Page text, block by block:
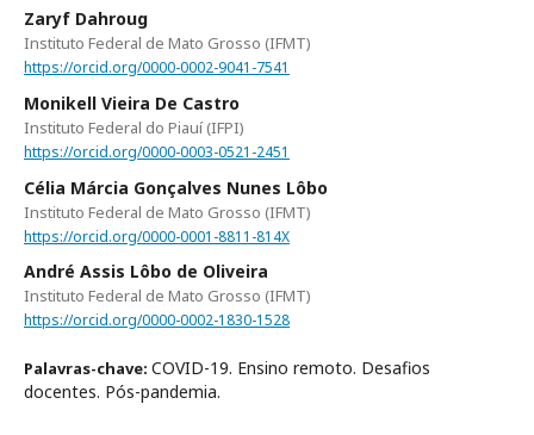
Zaryf Dahroug
Instituto Federal de Mato Grosso (IFMT)
https://orcid.org/0000-0002-9041-7541
Monikell Vieira De Castro
Instituto Federal do Piauí (IFPI)
https://orcid.org/0000-0003-0521-2451
Célia Márcia Gonçalves Nunes Lôbo
Instituto Federal de Mato Grosso (IFMT)
https://orcid.org/0000-0001-8811-814X
André Assis Lôbo de Oliveira
Instituto Federal de Mato Grosso (IFMT)
https://orcid.org/0000-0002-1830-1528
Palavras-chave: COVID-19. Ensino remoto. Desafios
docentes. Pós-pandemia.